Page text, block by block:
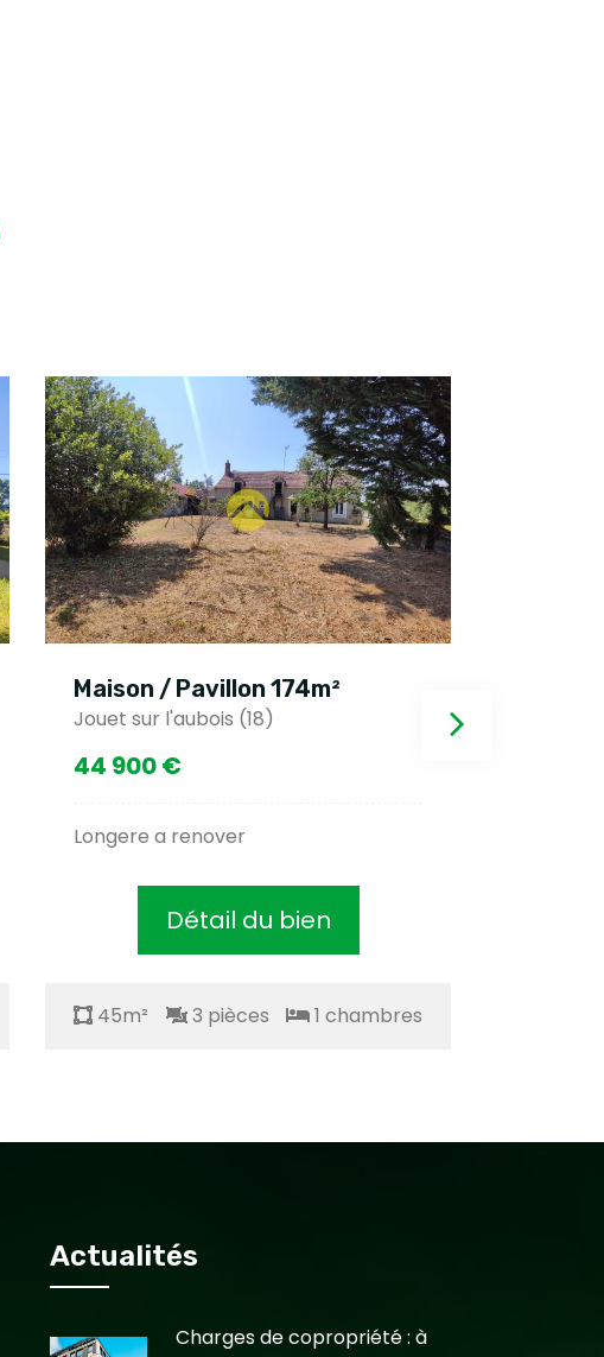
Maison / Pavillon 174m²
Jouet sur l'aubois (18)
44 900 €
Longere a renover
Détail du bien
45m² 3 pièces 1 chambres
Actualités
Charges de copropriété : à